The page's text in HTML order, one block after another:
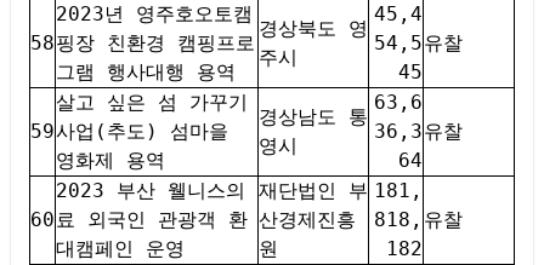
58
2023년 영주호오토캠
핑장 친환경 캠핑프로
그램 행사대행 용역
경상북도 영
주시
45,4
54,5
45
유찰
59
살고 싶은 섬 가꾸기
사업(추도) 섬마을
영화제 용역
경상남도 통
영시
63,6
36,3
64
유찰
60
2023 부산 웰니스의
료 외국인 관광객 환
대캠페인 운영
재단법인 부
산경제진흥
원
181,
818,
182
유찰